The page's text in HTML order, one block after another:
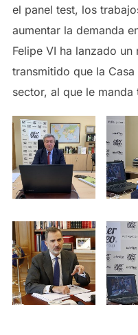
el panel test, los
aumentar la demanda
Felipe VI ha lanzado
transmitido que la
sector, al que le